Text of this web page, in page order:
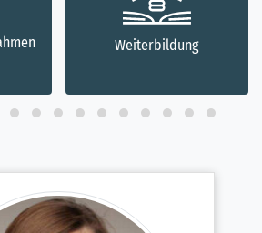
Weiterbildung